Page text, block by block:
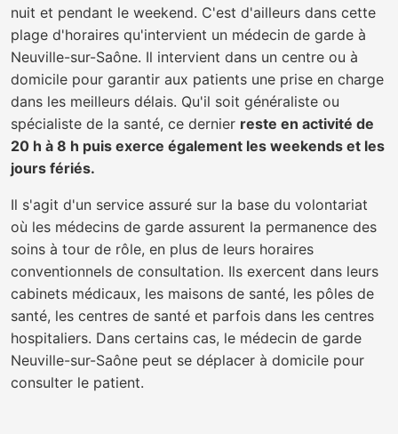
nuit et pendant le weekend. C'est d'ailleurs dans cette
plage d'horaires qu'intervient un médecin de garde à
Neuville-sur-Saône. Il intervient dans un centre ou à
domicile pour garantir aux patients une prise en charge
dans les meilleurs délais. Qu'il soit généraliste ou
spécialiste de la santé, ce dernier reste en activité de
20 h à 8 h puis exerce également les weekends et les
jours fériés.
Il s'agit d'un service assuré sur la base du volontariat
où les médecins de garde assurent la permanence des
soins à tour de rôle, en plus de leurs horaires
conventionnels de consultation. Ils exercent dans leurs
cabinets médicaux, les maisons de santé, les pôles de
santé, les centres de santé et parfois dans les centres
hospitaliers. Dans certains cas, le médecin de garde
Neuville-sur-Saône peut se déplacer à domicile pour
consulter le patient.